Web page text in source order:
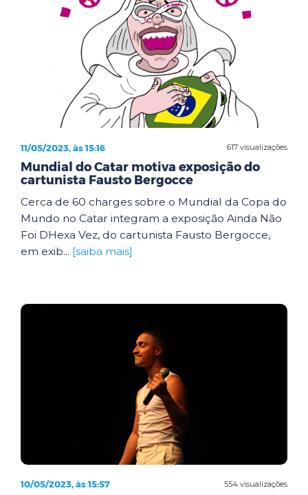
617 visualizações
11/05/2023, às 15:16
Mundial do Catar motiva exposição do
cartunista Fausto Bergocce
Cerca de 60 charges sobre o Mundial da Copa do
Mundo no Catar integram a exposição Ainda Não
Foi DHexa Vez, do cartunista Fausto Bergocce,
em exib... [saiba mais]
554 visualizações
10/05/2023, às 15:57